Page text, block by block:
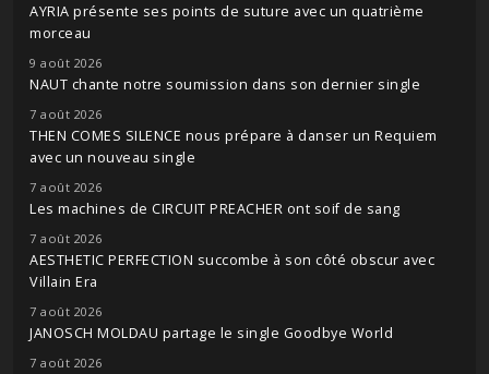
AYRIA présente ses points de suture avec un quatrième
morceau
9 août 2026
NAUT chante notre soumission dans son dernier single
7 août 2026
THEN COMES SILENCE nous prépare à danser un Requiem
avec un nouveau single
7 août 2026
Les machines de CIRCUIT PREACHER ont soif de sang
7 août 2026
AESTHETIC PERFECTION succombe à son côté obscur avec
Villain Era
7 août 2026
JANOSCH MOLDAU partage le single Goodbye World
7 août 2026